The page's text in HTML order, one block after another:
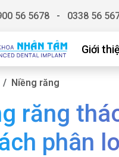
56 5678 - 0338 56
Giới
Niềng răng
răng
phân